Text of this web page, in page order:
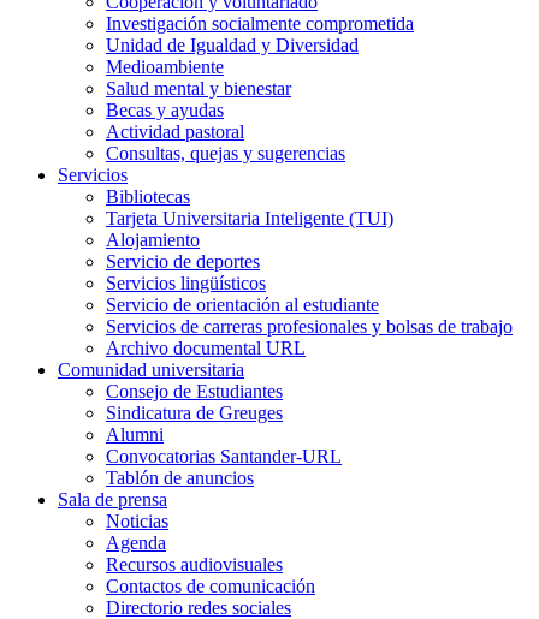
Investigación socialmente comprometida
Unidad de Igualdad y Diversidad
Medioambiente
Salud mental y bienestar
Becas y ayudas
Actividad pastoral
Consultas, quejas y sugerencias
Servicios
Bibliotecas
Tarjeta Universitaria Inteligente (TUI)
Alojamiento
Servicio de deportes
Servicios lingüísticos
Servicio de orientación al estudiante
Servicios de carreras profesionales y bolsas de trabajo
Archivo documental URL
Comunidad universitaria
Consejo de Estudiantes
Sindicatura de Greuges
Alumni
Convocatorias Santander-URL
Tablón de anuncios
Sala de prensa
Noticias
Agenda
Recursos audiovisuales
Contactos de comunicación
Directorio redes sociales